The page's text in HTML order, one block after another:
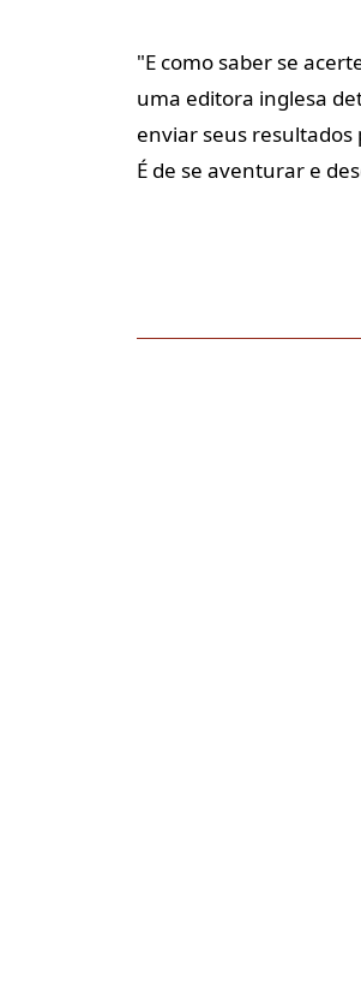
"E como saber se
uma editora inglesa
enviar seus
É de se aventurar e